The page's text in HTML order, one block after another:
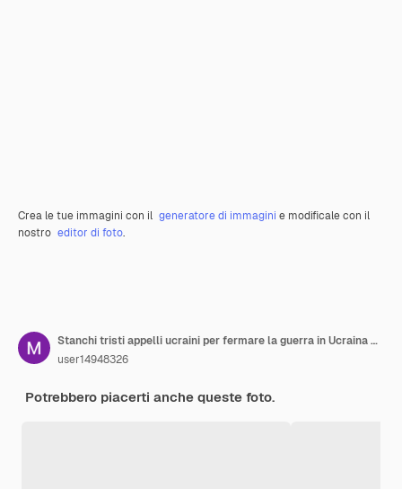
Crea le tue immagini con il generatore di immagini e modificale con il
nostro editor di foto.
Stanchi tristi appelli ucraini per fermare la guerra in Ucraina Genocidio del popolo ucraino
user14948326
Potrebbero piacerti anche queste foto.